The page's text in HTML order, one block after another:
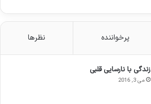
پرخواننده نظرها
زندگی با نارسایی قلبی
می 3, 2016